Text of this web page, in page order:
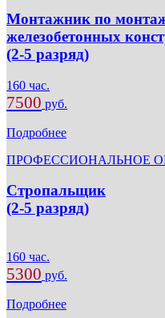
Монтажник по
железобетонных
(2-5 разряд)
160 час.
7500 руб.
Подробнее
ПРОФЕССИОНАЛЬНОЕ
Стропальщик
(2-5 разряд)
160 час.
5300 руб.
Подробнее